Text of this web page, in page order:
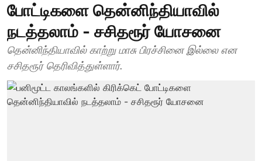
போட்டிகளை தென்னிந்தியாவில்
நடத்தலாம் - சசிதரூர் யோசனை
தென்னிந்தியாவில் காற்று மாசு பிரச்சினை இல்லை என
சசிதரூர் தெரிவித்துள்ளார்.